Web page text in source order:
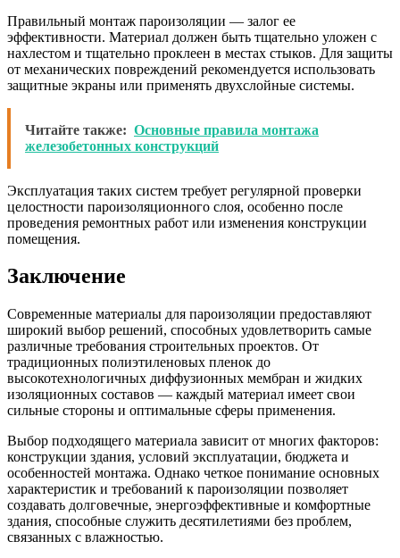
Правильный монтаж пароизоляции — залог ее
эффективности. Материал должен быть тщательно уложен с
нахлестом и тщательно проклеен в местах стыков. Для защиты
от механических повреждений рекомендуется использовать
защитные экраны или применять двухслойные системы.
Читайте также: Основные правила монтажа
железобетонных конструкций
Эксплуатация таких систем требует регулярной проверки
целостности пароизоляционного слоя, особенно после
проведения ремонтных работ или изменения конструкции
помещения.
Заключение
Современные материалы для пароизоляции предоставляют
широкий выбор решений, способных удовлетворить самые
различные требования строительных проектов. От
традиционных полиэтиленовых пленок до
высокотехнологичных диффузионных мембран и жидких
изоляционных составов — каждый материал имеет свои
сильные стороны и оптимальные сферы применения.
Выбор подходящего материала зависит от многих факторов:
конструкции здания, условий эксплуатации, бюджета и
особенностей монтажа. Однако четкое понимание основных
характеристик и требований к пароизоляции позволяет
создавать долговечные, энергоэффективные и комфортные
здания, способные служить десятилетиями без проблем,
связанных с влажностью.